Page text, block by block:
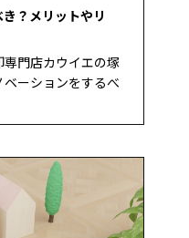
？メリットやリ
門店カウイエの塚
ーションをするべ